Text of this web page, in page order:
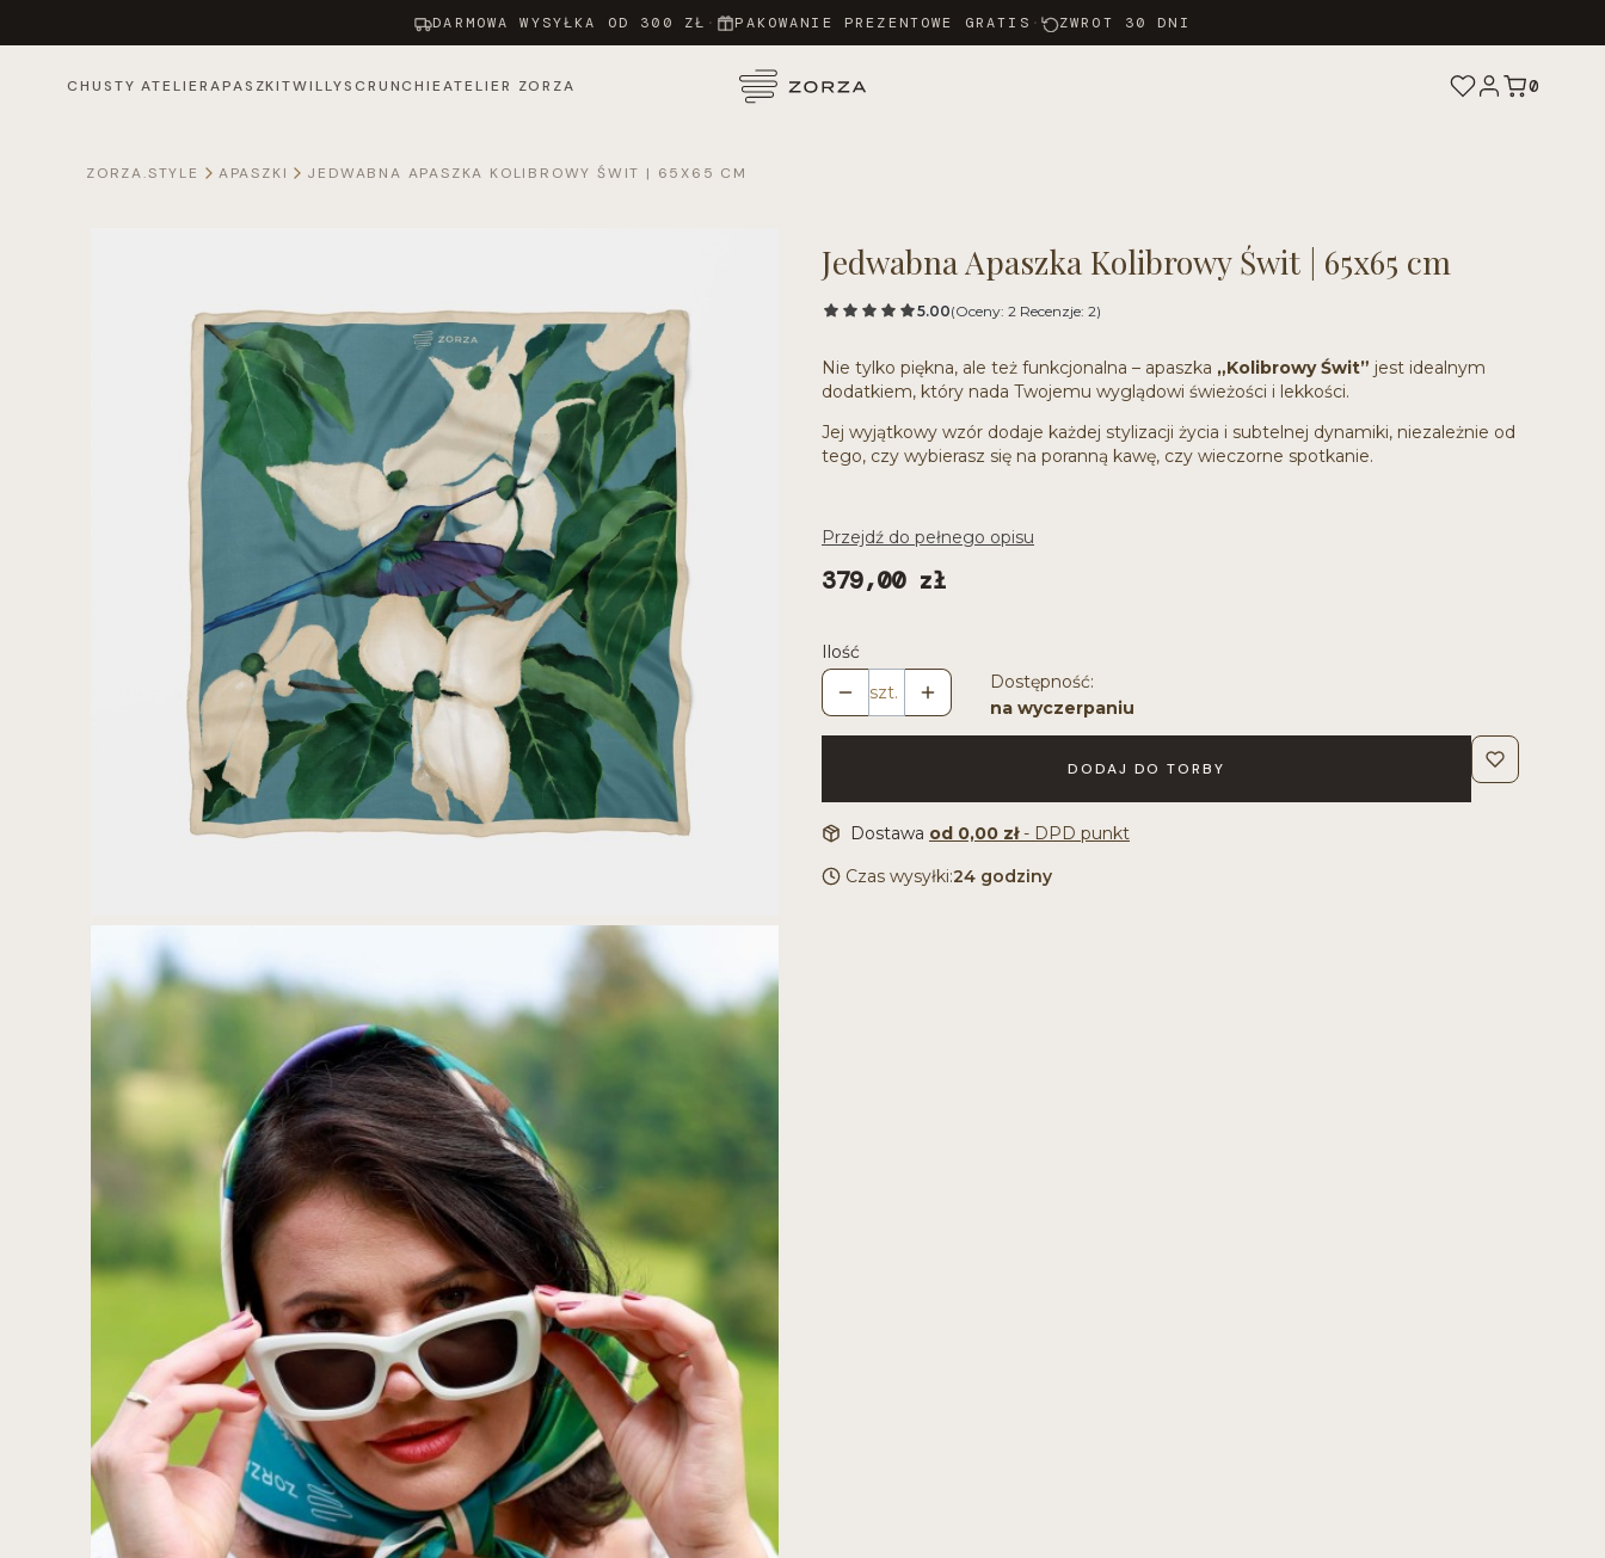
DARMOWA WYSYŁKA OD 300 ZŁ · PAKOWANIE PREZENTOWE GRATIS · ZWROT 30 DNI
CHUSTY ATELIERAPASZKITWILLYSCRUNCHIEATELIER ZORZA 0
ZORZA.STYLE APASZKI JEDWABNA APASZKA KOLIBROWY ŚWIT | 65X65 CM
Jedwabna Apaszka Kolibrowy Świt | 65x65 cm
5.00(Oceny: 2 Recenzje: 2)
Nie tylko piękna, ale też funkcjonalna – apaszka „Kolibrowy Świt” jest idealnym
dodatkiem, który nada Twojemu wyglądowi świeżości i lekkości.
Jej wyjątkowy wzór dodaje każdej stylizacji życia i subtelnej dynamiki, niezależnie od
tego, czy wybierasz się na poranną kawę, czy wieczorne spotkanie.
Przejdź do pełnego opisu
Cena
379,00 zł
Ilość
szt.
Dostępność:
na wyczerpaniu
DODAJ DO TORBY
Dostawa od 0,00 zł- DPD punkt
Czas wysyłki:24 godziny